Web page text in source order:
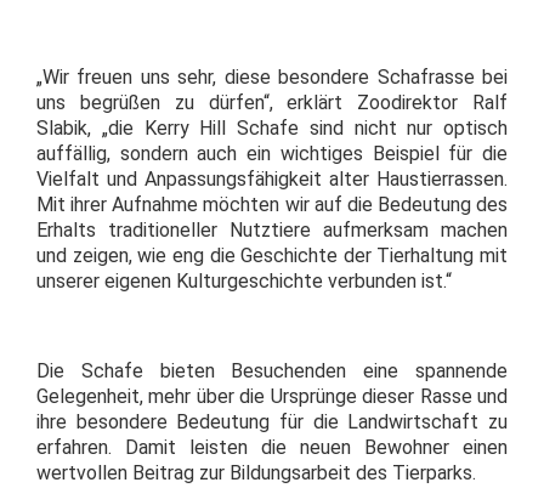
„Wir freuen uns sehr, diese besondere Schafrasse bei
uns begrüßen zu dürfen“, erklärt Zoodirektor Ralf
Slabik, „die Kerry Hill Schafe sind nicht nur optisch
auffällig, sondern auch ein wichtiges Beispiel für die
Vielfalt und Anpassungsfähigkeit alter Haustierrassen.
Mit ihrer Aufnahme möchten wir auf die Bedeutung des
Erhalts traditioneller Nutztiere aufmerksam machen
und zeigen, wie eng die Geschichte der Tierhaltung mit
unserer eigenen Kulturgeschichte verbunden ist.“
Die Schafe bieten Besuchenden eine spannende
Gelegenheit, mehr über die Ursprünge dieser Rasse und
ihre besondere Bedeutung für die Landwirtschaft zu
erfahren. Damit leisten die neuen Bewohner einen
wertvollen Beitrag zur Bildungsarbeit des Tierparks.